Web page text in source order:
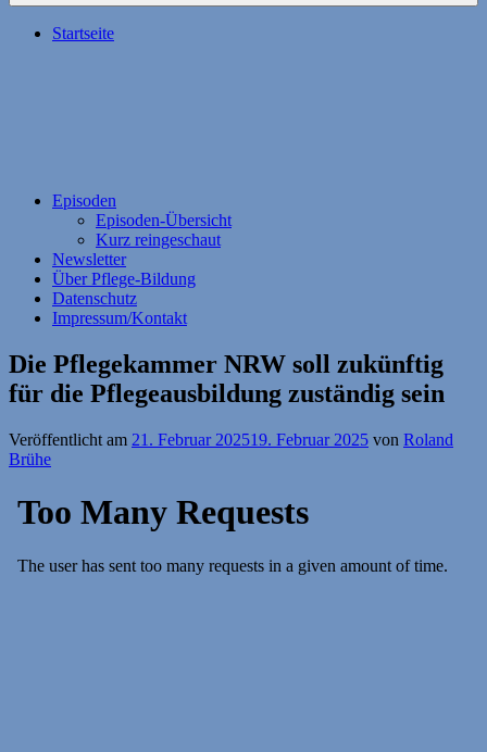
Startseite
Episoden
Episoden-Übersicht
Kurz reingeschaut
Newsletter
Über Pflege-Bildung
Datenschutz
Impressum/Kontakt
Die Pflegekammer NRW soll zukünftig
für die Pflegeausbildung zuständig sein
Veröffentlicht am 21. Februar 202519. Februar 2025 von Roland
Brühe